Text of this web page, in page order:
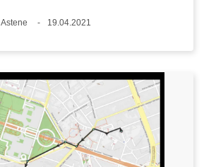
Plaats
Astene
19.04.2021